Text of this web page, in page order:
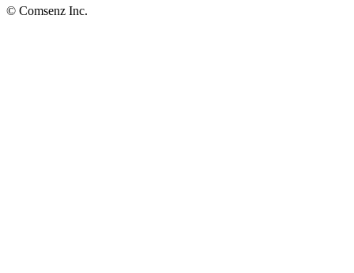
© Comsenz Inc.